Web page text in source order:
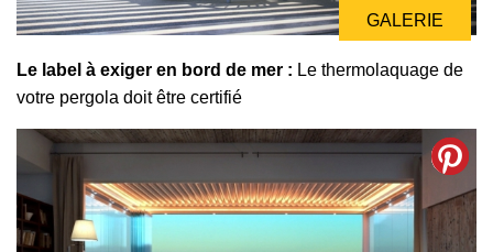
GALERIE
Le label à exiger en bord de mer : Le thermolaquage de
votre pergola doit être certifié